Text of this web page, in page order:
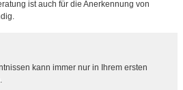
ist auch für die Anerkennung von
kann immer nur in Ihrem ersten